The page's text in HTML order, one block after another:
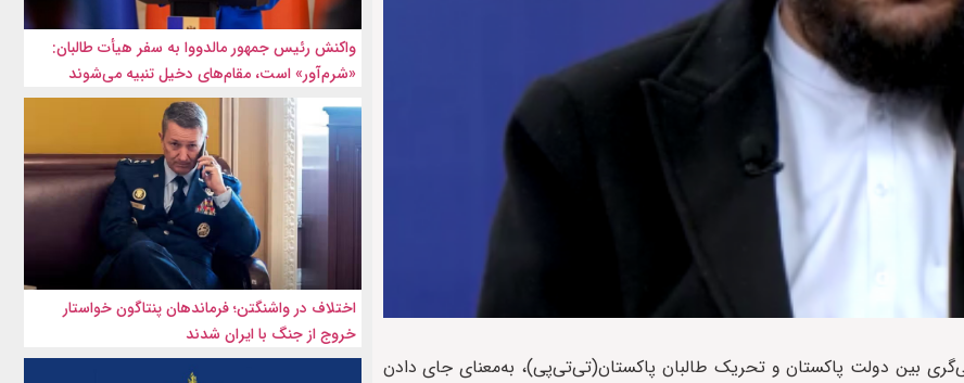
بین دولت پاکستان و تحریک طالبان پاکستان(تی‌تی‌پی)، به‌معنای جای دادن
واکنش رئیس جمهور مالدووا به سفر هیأت طالبان:
«شرم‌آور» است، مقام‌های دخیل تنبیه می‌شوند
اختلاف در واشنگتن؛ فرماندهان پنتاگون خواستار
خروج از جنگ با ایران شدند